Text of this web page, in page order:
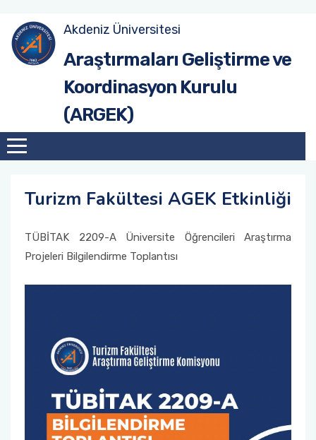
Akdeniz Üniversitesi
Araştırmaları Geliştirme ve
Koordinasyon Kurulu
(ARGEK)
Turizm Fakültesi AGEK Etkinliği
TÜBİTAK 2209-A Üniversite Öğrencileri Araştırma
Projeleri Bilgilendirme Toplantısı
Site Anasayfa
Üniversite Anasayfa
Tanıtım
Misyon & Vizyon
Organizasyon Şeması
Akdeniz Üniversitesi Araştırma Geliştirme
Hedef ve Öneriler (2017-2020)
Hedef ve Öneriler (2020-2023)
Hedef ve Öneriler (2023-2026)
Tanıtım
Birim AGEK'leri
Çalışma Esasları
AGEK Rapor Şablonu